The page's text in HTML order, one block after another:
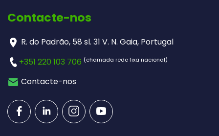
Contacte-nos
R. do Padrão, 58 sl. 31 V. N. Gaia, Portugal
+351 220 103 706 (chamada rede fixa nacional)
Contacte-nos